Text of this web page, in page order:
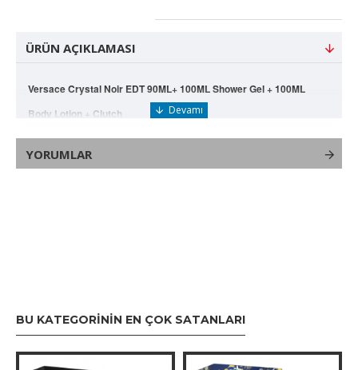
ÜRÜN AÇIKLAMASI
Versace Crystal Noir EDT 90ML+ 100ML Shower Gel + 100ML
Body Lotion + Clutch
### Versace Crystal Noir Eau de
Parfum (EDP) - 90 ml
**Cinsiyet:** Kadın
YORUMLAR
BU KATEGORININ EN ÇOK SATANLARI